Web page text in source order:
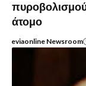
άτομο
eviaonline Newsroom